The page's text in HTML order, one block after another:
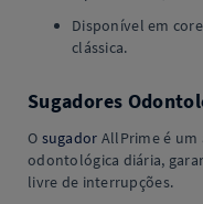
Disponível em
clássica.
Sugadores
O sugador AllPrime é um
odontológica diária,
livre de interrupções.